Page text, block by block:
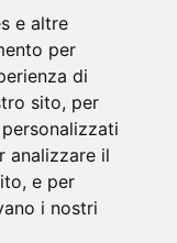
e altre
per
di
sito, per
analizzare il
e per
i nostri